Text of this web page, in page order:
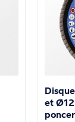
et
poncer